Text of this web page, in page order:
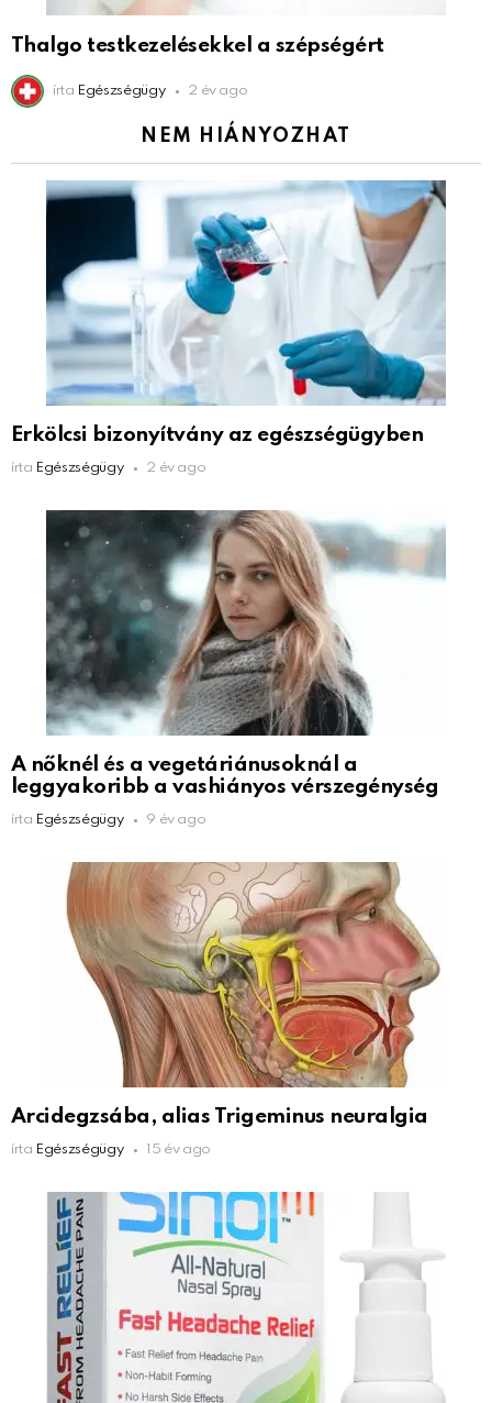
Thalgo testkezelésekkel a szépségért
írta Egészségügy 2 év ago
NEM HIÁNYOZHAT
Erkölcsi bizonyítvány az egészségügyben
írta Egészségügy 2 év ago
A nőknél és a vegetáriánusoknál a
leggyakoribb a vashiányos vérszegénység
írta Egészségügy 9 év ago
Arcidegzsába, alias Trigeminus neuralgia
írta Egészségügy 15 év ago